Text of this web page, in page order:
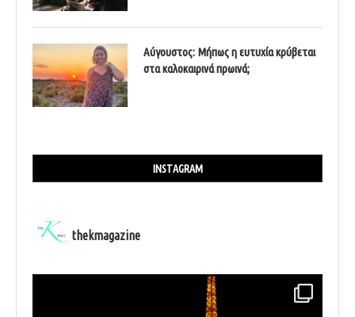
Αύγουστος: Μήπως η ευτυχία κρύβεται
στα καλοκαιρινά πρωινά;
INSTAGRAM
thekmagazine